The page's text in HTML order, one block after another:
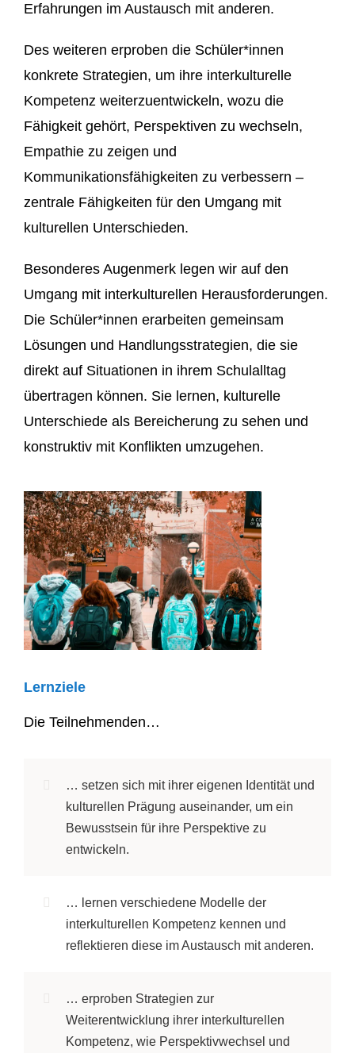
Erfahrungen im Austausch mit anderen.
Des weiteren erproben die Schüler*innen
konkrete Strategien, um ihre interkulturelle
Kompetenz weiterzuentwickeln, wozu die
Fähigkeit gehört, Perspektiven zu wechseln,
Empathie zu zeigen und
Kommunikationsfähigkeiten zu verbessern –
zentrale Fähigkeiten für den Umgang mit
kulturellen Unterschieden.
Besonderes Augenmerk legen wir auf den
Umgang mit interkulturellen Herausforderungen.
Die Schüler*innen erarbeiten gemeinsam
Lösungen und Handlungsstrategien, die sie
direkt auf Situationen in ihrem Schulalltag
übertragen können. Sie lernen, kulturelle
Unterschiede als Bereicherung zu sehen und
konstruktiv mit Konflikten umzugehen.
Lernziele
Die Teilnehmenden…
… setzen sich mit ihrer eigenen Identität und
kulturellen Prägung auseinander, um ein
Bewusstsein für ihre Perspektive zu
entwickeln.
… lernen verschiedene Modelle der
interkulturellen Kompetenz kennen und
reflektieren diese im Austausch mit anderen.
… erproben Strategien zur
Weiterentwicklung ihrer interkulturellen
Kompetenz, wie Perspektivwechsel und